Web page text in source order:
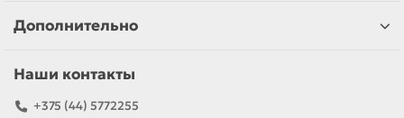
Дополнительно
Наши контакты
+375 (44) 5772255